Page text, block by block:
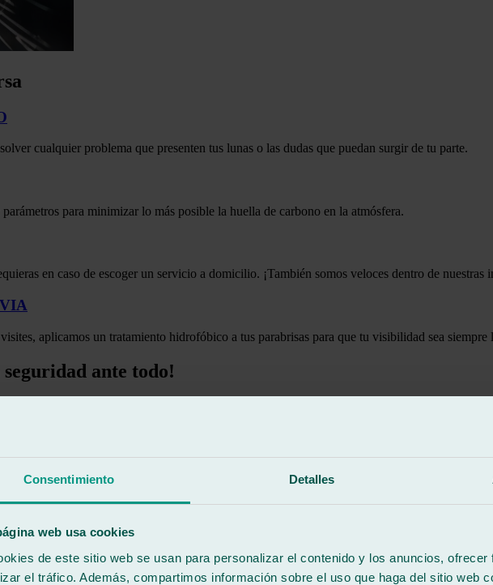
Consentimiento Detalles
web usa cookies
de este sitio web se usan para personalizar el contenido y los anuncios,
el tráfico. Además, compartimos información sobre el uso que haga del sitio web
cualquier problema que presenten tus lunas o las dudas que puedan surgir de tu parte.
para minimizar lo más posible la huella de carbono en la atmósfera.
en caso de escoger un servicio a domicilio. ¡También somos veloces dentro de nuestras
aplicamos un tratamiento hidrofóbico a tus parabrisas para que tu visibilidad sea siempre
ante todo!
Ralarsa te diremos si es necesario un servicio o el otro dependiendo de la envergadura de la
por la ITV para que conduzcas con la más absoluta tranquilidad al salir de nuestro taller.
con una correcta disposición de las lunas. ¡La limpieza y la buena visibilidad cambia la